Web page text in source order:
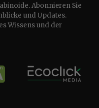
Abonnieren Sie
und Updates.
Wissens und der